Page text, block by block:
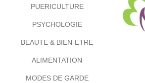
PUERICULTURE
PSYCHOLOGIE
BEAUTE & BIEN-ETRE
ALIMENTATION
MODES DE GARDE